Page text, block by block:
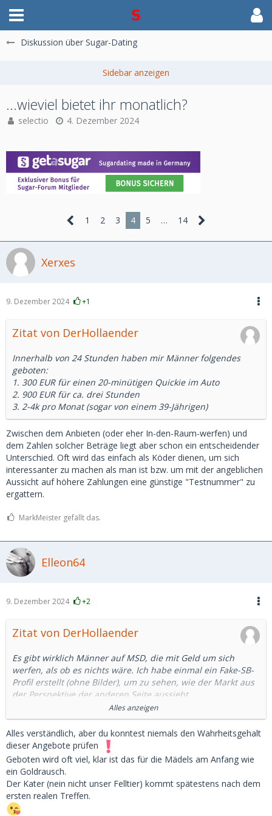
Diskussion über Sugar-Dating
...wieviel bietet ihr monatlich?
selectio 4. Dezember 2024
1 2 3 4 5 … 14
Xerxes
9. Dezember 2024 +1
Zitat von DerHollaender
Innerhalb von 24 Stunden haben mir Männer folgendes
geboten:
1. 300 EUR für einen 20-minütigen Quickie im Auto
2. 900 EUR für ca. drei Stunden
3. 2-4k pro Monat (sogar von einem 39-Jährigen)
Zwischen dem Anbieten (oder eher In-den-Raum-werfen) und
dem Zahlen solcher Beträge liegt aber schon ein entscheidender
Unterschied. Oft wird das einfach als Köder dienen, um sich
interessanter zu machen als man ist bzw. um mit der angeblichen
Aussicht auf höhere Zahlungen eine günstige "Testnummer" zu
ergattern.
MarkMeister gefällt das.
Elleon64
9. Dezember 2024 +2
Zitat von DerHollaender
Es gibt wirklich Männer auf MSD, die mit Geld um sich
werfen, als ob es nichts wäre. Ich habe einmal ein Fake-SB-
Profil erstellt (ohne Bilder), um zu sehen, wie der Markt aus
der Perspektive der anderen Seite aussieht.
Innerhalb von 24 Stunden haben mir Männer folgendes
geboten:
1. 300 EUR für einen 20-minütigen Quickie im Auto
2. 900 EUR für ca. drei Stunden
3. 2-4k pro Monat (sogar von einem 39-Jährigen)
Besonders der letzte Punkt klingt für mich wirklich seltsam.
Ich weiß nicht einmal, welche Berufe in Deutschland zu
einem verfügbaren Einkommen von über 4.000 führen
Alles anzeigen
Alles verständlich, aber du konntest niemals den Wahrheitsgehalt
dieser Angebote prüfen
Geboten wird oft viel, klar ist das für die Mädels am Anfang wie
ein Goldrausch.
Der Kater (nein nicht unser Felltier) kommt spätestens nach dem
ersten realen Treffen.